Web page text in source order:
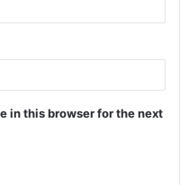
in this browser for the next